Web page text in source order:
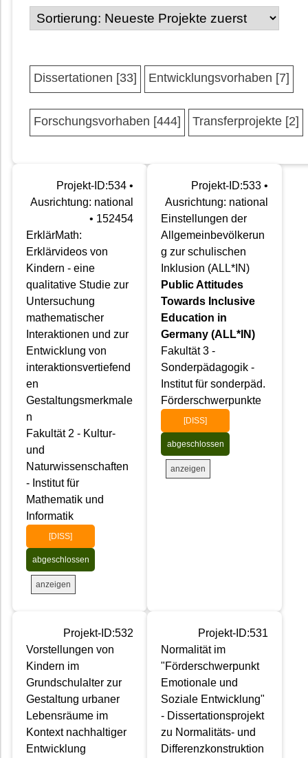
Dissertationen [33] Entwicklungsvorhaben [7]
Forschungsvorhaben [444] Transferprojekte [2]
Projekt-ID:534 •
Ausrichtung: national
• 152454
ErklärMath:
Erklärvideos von
Kindern - eine
qualitative Studie zur
Untersuchung
mathematischer
Interaktionen und zur
Entwicklung von
interaktionsvertiefend
en
Gestaltungsmerkmale
n
Fakultät 2 - Kultur-
und
Naturwissenschaften
- Institut für
Mathematik und
Informatik
[DISS]
abgeschlossen
anzeigen
Projekt-ID:533 •
Ausrichtung: national
Einstellungen der
Allgemeinbevölkerun
g zur schulischen
Inklusion (ALL*IN)
Public Attitudes
Towards Inclusive
Education in
Germany (ALL*IN)
Fakultät 3 -
Sonderpädagogik -
Institut für sonderpäd.
Förderschwerpunkte
[DISS]
abgeschlossen
anzeigen
Projekt-ID:532
Vorstellungen von
Kindern im
Grundschulalter zur
Gestaltung urbaner
Lebensräume im
Kontext nachhaltiger
Entwicklung
Projekt-ID:531
Normalität im
"Förderschwerpunkt
Emotionale und
Soziale Entwicklung"
- Dissertationsprojekt
zu Normalitäts- und
Differenzkonstruktion